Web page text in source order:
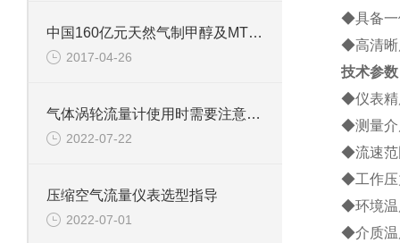
中国160亿元天然气制甲醇及MTO项目落户阿曼
2017-04-26
气体涡轮流量计使用时需要注意哪些
2022-07-22
压缩空气流量仪表选型指导
2022-07-01
◆具备一
◆高清晰
技术参数
◆仪表精
◆测量介
◆流速范
◆工作压
◆环境
◆介质温